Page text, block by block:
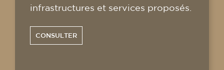
infrastructures et services proposés.
CONSULTER